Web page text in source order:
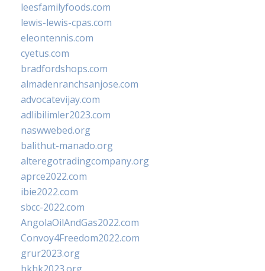
leesfamilyfoods.com
lewis-lewis-cpas.com
eleontennis.com
cyetus.com
bradfordshops.com
almadenranchsanjose.com
advocatevijay.com
adlibilimler2023.com
naswwebed.org
balithut-manado.org
alteregotradingcompany.org
aprce2022.com
ibie2022.com
sbcc-2022.com
AngolaOilAndGas2022.com
Convoy4Freedom2022.com
grur2023.org